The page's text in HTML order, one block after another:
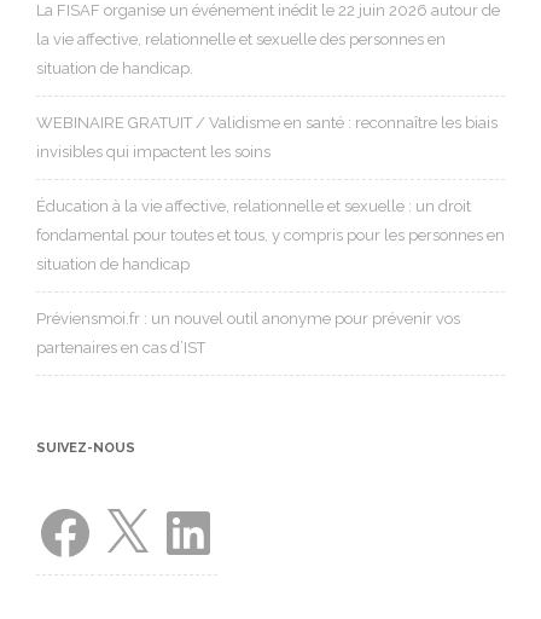
La FISAF organise un événement inédit le 22 juin 2026 autour de
la vie affective, relationnelle et sexuelle des personnes en
situation de handicap.
WEBINAIRE GRATUIT / Validisme en santé : reconnaître les biais
invisibles qui impactent les soins
Éducation à la vie affective, relationnelle et sexuelle : un droit
fondamental pour toutes et tous, y compris pour les personnes en
situation de handicap
Préviensmoi.fr : un nouvel outil anonyme pour prévenir vos
partenaires en cas d’IST
SUIVEZ-NOUS
Facebook LinkedIn